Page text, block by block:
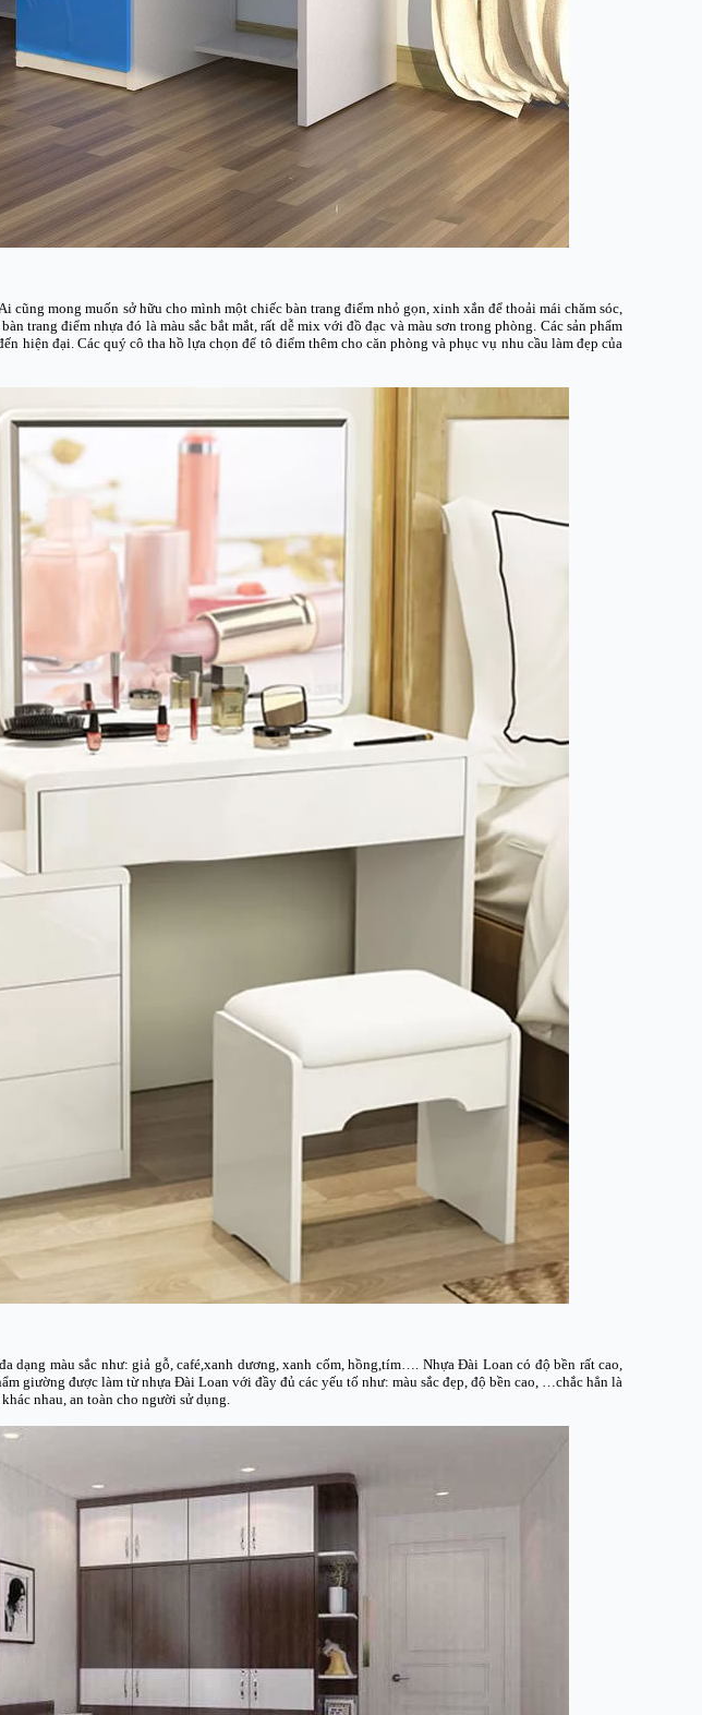
cũng mong muốn sở hữu cho mình một chiếc bàn trang điểm nhỏ gọn, xinh xắn để thoải mái chăm sóc,
trang điểm nhựa đó là màu sắc bắt mắt, rất dễ mix với đồ đạc và màu sơn trong phòng. Các sản phẩm
hiện đại. Các quý cô tha hồ lựa chọn để tô điểm thêm cho căn phòng và phục vụ nhu cầu làm đẹp của
dạng màu sắc như: giả gỗ, café,xanh dương, xanh cốm, hồng,tím…. Nhựa Đài Loan có độ bền rất cao,
giường được làm từ nhựa Đài Loan với đầy đủ các yếu tố như: màu sắc đẹp, độ bền cao, …chắc hẳn là
nhau, an toàn cho người sử dụng.